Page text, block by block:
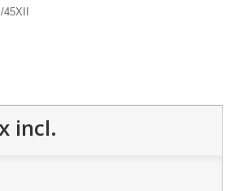
incl.